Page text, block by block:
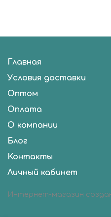
Главная
Условия доставки
Оптом
Оплата
О компании
Блог
Контакты
Личный кабинет
Интернет-магазин